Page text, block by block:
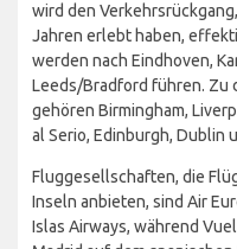
wird den
Jahren erlebt haben,
werden nach Eindhoven,
Leeds/Bradford führen. Zu
gehören Birmingham,
al Serio, Edinburgh, Dublin
Fluggesellschaften, die
Inseln anbieten, sind Air
Islas Airways, während